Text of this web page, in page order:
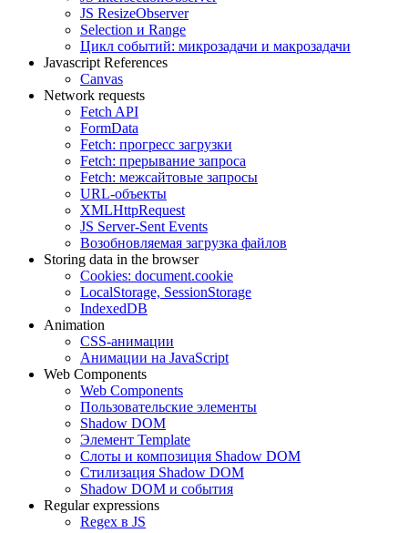
JS ResizeObserver
Selection и Range
Цикл событий: микрозадачи и макрозадачи
Javascript References
Canvas
Network requests
Fetch API
FormData
Fetch: прогресс загрузки
Fetch: прерывание запроса
Fetch: межсайтовые запросы
URL-объекты
XMLHttpRequest
JS Server-Sent Events
Возобновляемая загрузка файлов
Storing data in the browser
Cookies: document.cookie
LocalStorage, SessionStorage
IndexedDB
Animation
CSS-анимации
Анимации на JavaScript
Web Components
Web Components
Пользовательские элементы
Shadow DOM
Элемент Template
Слоты и композиция Shadow DOM
Стилизация Shadow DOM
Shadow DOM и события
Regular expressions
Regex в JS